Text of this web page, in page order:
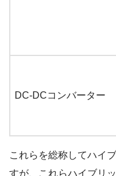
DC-DCコンバーター
これらを総称してハイ
すが、これらハイブリ